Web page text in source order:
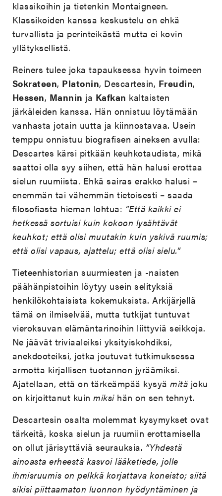
klassikoihin ja tietenkin Montaigneen.
Klassikoiden kanssa keskustelu on ehkä
turvallista ja perinteikästä mutta ei kovin
yllätyksellistä.
Reiners tulee joka tapauksessa hyvin toimeen
Sokrateen, Platonin, Descartesin, Freudin,
Hessen, Mannin ja Kafkan kaltaisten
järkäleiden kanssa. Hän onnistuu löytämään
vanhasta jotain uutta ja kiinnostavaa. Usein
temppu onnistuu biografisen aineksen avulla:
Descartes kärsi pitkään keuhkotaudista, mikä
saattoi olla syy siihen, että hän halusi erottaa
sielun ruumiista. Ehkä sairas erakko halusi –
enemmän tai vähemmän tietoisesti – saada
filosofiasta hieman lohtua: ”Että kaikki ei
hetkessä sortuisi kuin kokoon lysähtävät
keuhkot; että olisi muutakin kuin yskivä ruumis;
että olisi vapaus, ajattelu; että olisi sielu.”
Tieteenhistorian suurmiesten ja -naisten
päähänpistoihin löytyy usein selityksiä
henkilökohtaisista kokemuksista. Arkijärjellä
tämä on ilmiselvää, mutta tutkijat tuntuvat
vieroksuvan elämäntarinoihin liittyviä seikkoja.
Ne jäävät triviaaleiksi yksityiskohdiksi,
anekdooteiksi, jotka joutuvat tutkimuksessa
armotta kirjallisen tuotannon jyräämiksi.
Ajatellaan, että on tärkeämpää kysyämitä joku
on kirjoittanut kuinmiksihän on sen tehnyt.
Descartesin osalta molemmat kysymykset ovat
tärkeitä, koska sielun ja ruumiin erottamisella
on ollut järisyttäviä seurauksia. ”Yhdestä
ainoasta erheestä kasvoi lääketiede, jolle
ihmisruumis on pelkkä korjattava koneisto; siitä
sikisi piittaamaton luonnon hyödyntäminen ja